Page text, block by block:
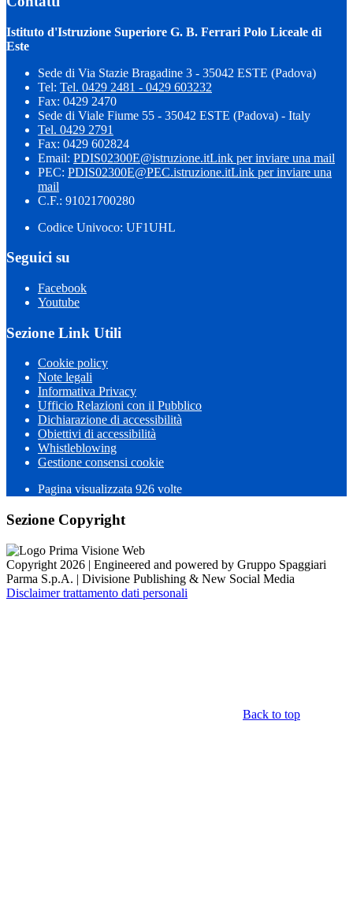
Istituto d'Istruzione Superiore G. B. Ferrari Polo Liceale di
Este
Sede di Via Stazie Bragadine 3 - 35042 ESTE (Padova)
Tel: Tel. 0429 2481 - 0429 603232
Fax: 0429 2470
Sede di Viale Fiume 55 - 35042 ESTE (Padova) - Italy
Tel. 0429 2791
Fax: 0429 602824
Email: PDIS02300E@istruzione.itLink per inviare una mail
PEC: PDIS02300E@PEC.istruzione.itLink per inviare una
mail
C.F.: 91021700280
Codice Univoco: UF1UHL
Seguici su
Facebook
Youtube
Sezione Link Utili
Cookie policy
Note legali
Informativa Privacy
Ufficio Relazioni con il Pubblico
Dichiarazione di accessibilità
Obiettivi di accessibilità
Whistleblowing
Gestione consensi cookie
Pagina visualizzata 926 volte
Sezione Copyright
Copyright 2026 | Engineered and powered by Gruppo Spaggiari
Parma S.p.A. | Divisione Publishing & New Social Media
Disclaimer trattamento dati personali
Back to top